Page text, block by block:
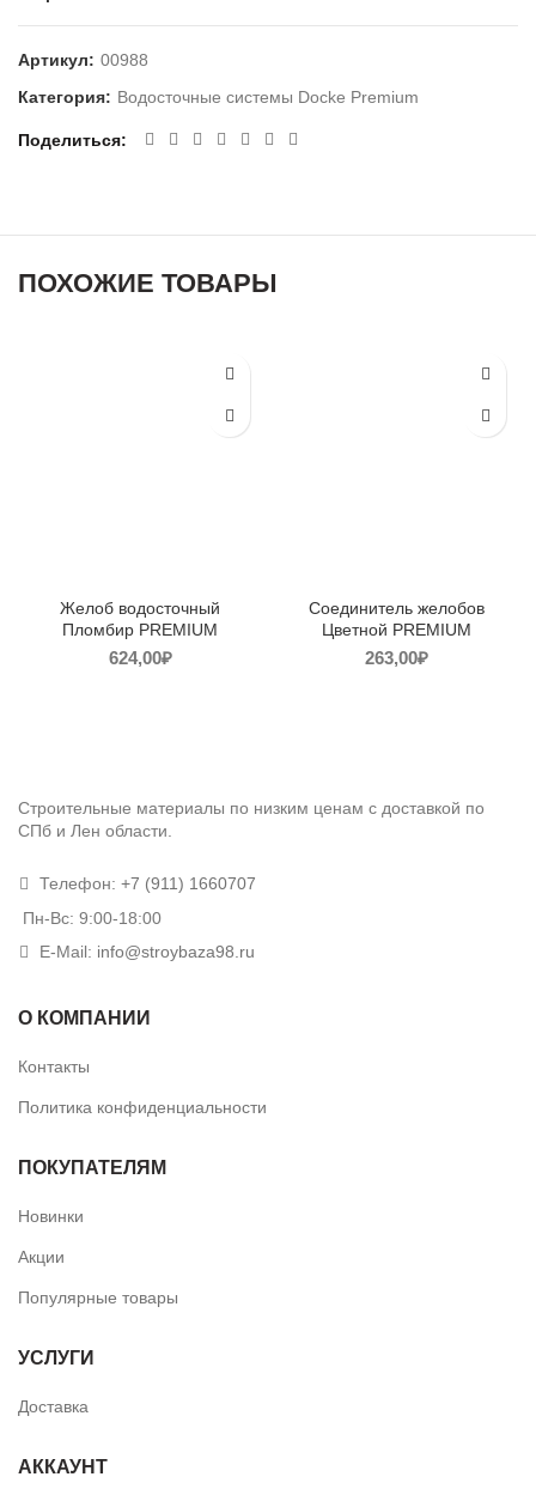
Артикул: 00988
Категория: Водосточные системы Docke Premium
Поделиться
ПОХОЖИЕ ТОВАРЫ
Желоб водосточный
Пломбир PREMIUM
624,00₽
Соединитель желобов
Цветной PREMIUM
263,00₽
Строительные материалы по низким ценам с доставкой по
СПб и Лен области.
Телефон: +7 (911) 1660707
Пн-Вс: 9:00-18:00
E-Mail: info@stroybaza98.ru
О КОМПАНИИ
Контакты
Политика конфиденциальности
ПОКУПАТЕЛЯМ
Новинки
Акции
Популярные товары
УСЛУГИ
Доставка
АККАУНТ